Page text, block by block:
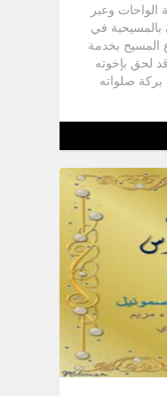
الواحات وعبر
بالمسيحية في
المسيح بخدمة
لحق بإخوته
صلواته
عشر رسولاً ،
اسمان ففي
برتولماوس ) مت
3:10 ) ، ( مر 18:3 ) ، ( لو 14:6 ) . أما في
يوحنا فيذكر في
ذكر بعد قيامة
الرب باسم نثنائيل ( يو 45:1 ، 22:21 ) . وفي
عشر ذكر في
برثو لماوس
مع فيلبس باسم
وبرثو
. نثنائيل هو
أعطى ( أما
المأخوذ من